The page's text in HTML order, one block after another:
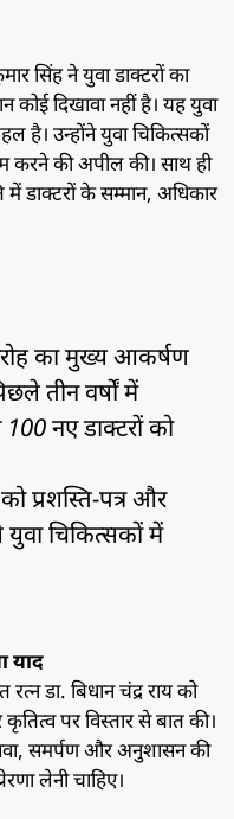
सिंह ने युवा डाक्टरों का
कोई दिखावा नहीं है। यह युवा
है। उन्होंने युवा चिकित्सकों
करने की अपील की। साथ ही
में डाक्टरों के सम्मान, अधिकार
का मुख्य आकर्षण
तीन वर्षों में
नए डाक्टरों को
प्रशस्ति-पत्र और
चिकित्सकों में
याद
रत्न डा. बिधान चंद्र राय को
पर विस्तार से बात की।
समर्पण और अनुशासन की
लेनी चाहिए।